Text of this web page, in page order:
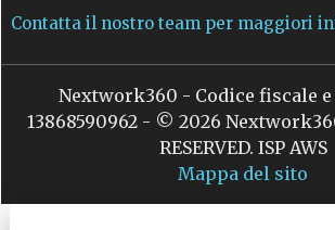
Contatta il nostro team per maggiori
Nextwork360 - Codice fiscale e
13868590962 - © 2026
RESERVED. ISP AWS
Mappa del sito